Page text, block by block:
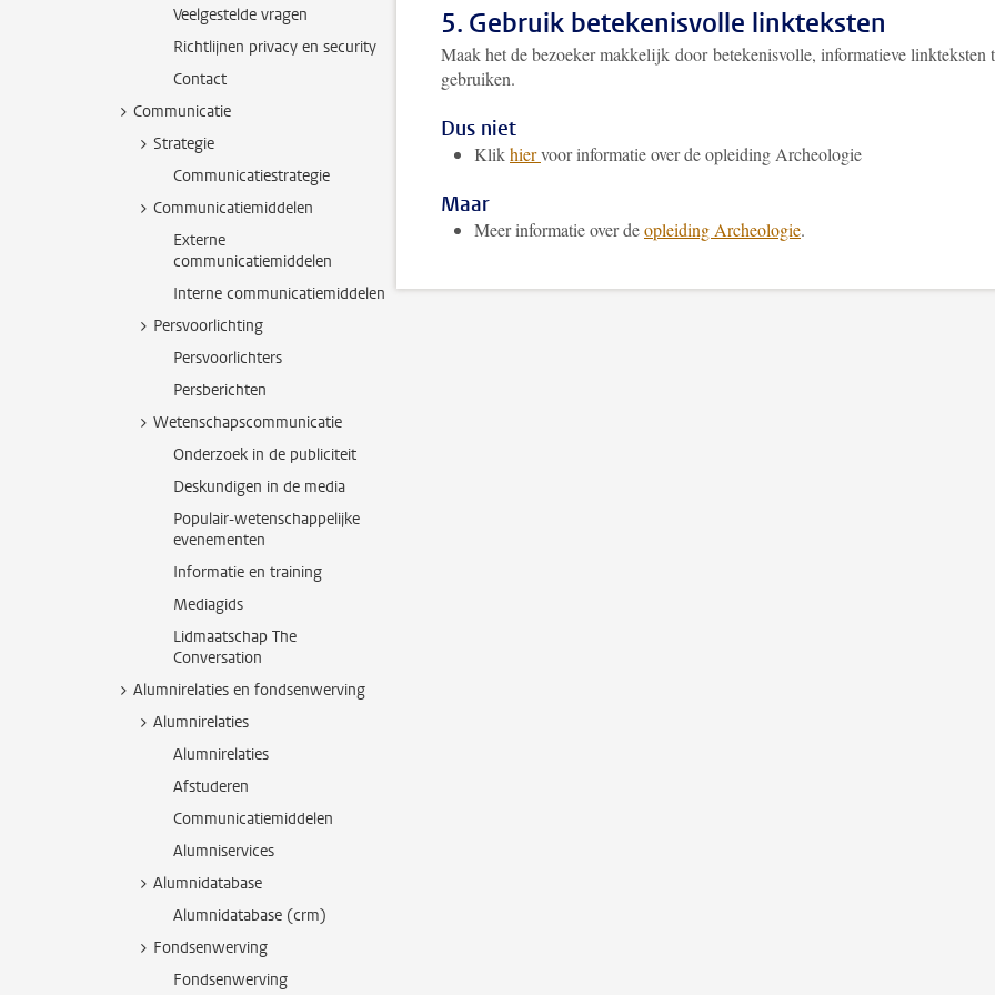
Veelgestelde vragen
Richtlijnen privacy en security
Contact
Communicatie
Strategie
Communicatiestrategie
Communicatiemiddelen
Externe
communicatiemiddelen
Interne communicatiemiddelen
Persvoorlichting
Persvoorlichters
Persberichten
Wetenschapscommunicatie
Onderzoek in de publiciteit
Deskundigen in de media
Populair-wetenschappelijke
evenementen
Informatie en training
Mediagids
Lidmaatschap The
Conversation
Alumnirelaties en fondsenwerving
Alumnirelaties
Alumnirelaties
Afstuderen
Communicatiemiddelen
Alumniservices
Alumnidatabase
Alumnidatabase (crm)
Fondsenwerving
Fondsenwerving
5. Gebruik betekenisvolle linkteksten
Maak het de bezoeker makkelijk door betekenisvolle, informatieve linkteksten
gebruiken.
Dus niet
Klikhiervoor informatie over de opleiding Archeologie
Maar
Meer informatie over deopleiding Archeologie.